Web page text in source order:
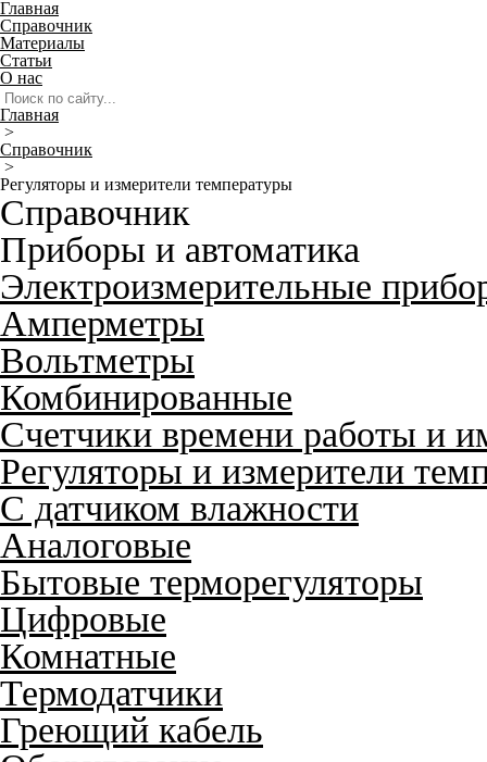
Главная
Справочник
Материалы
Статьи
О нас
Главная
>
Справочник
>
Регуляторы и измерители температуры
Справочник
Приборы и автоматика
Электроизмерительные
Амперметры
Вольтметры
Комбинированные
Счетчики времени работы и
Регуляторы и измерители
С датчиком влажности
Аналоговые
Бытовые терморегуляторы
Цифровые
Комнатные
Термодатчики
Греющий кабель